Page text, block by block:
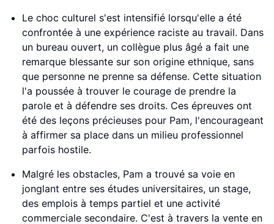
Le choc culturel s'est intensifié lorsqu'elle a été
confrontée à une expérience raciste au travail. Dans
un bureau ouvert, un collègue plus âgé a fait une
remarque blessante sur son origine ethnique, sans
que personne ne prenne sa défense. Cette situation
l'a poussée à trouver le courage de prendre la
parole et à défendre ses droits. Ces épreuves ont
été des leçons précieuses pour Pam, l'encourageant
à affirmer sa place dans un milieu professionnel
parfois hostile.
Malgré les obstacles, Pam a trouvé sa voie en
jonglant entre ses études universitaires, un stage,
des emplois à temps partiel et une activité
commerciale secondaire. C'est à travers la vente en